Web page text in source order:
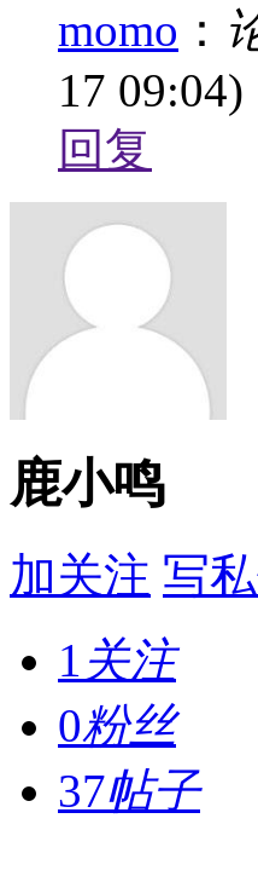
momo ：
17 09:04)
回复
鹿小鸣
加关注 写
1 关注
0粉丝
37帖子